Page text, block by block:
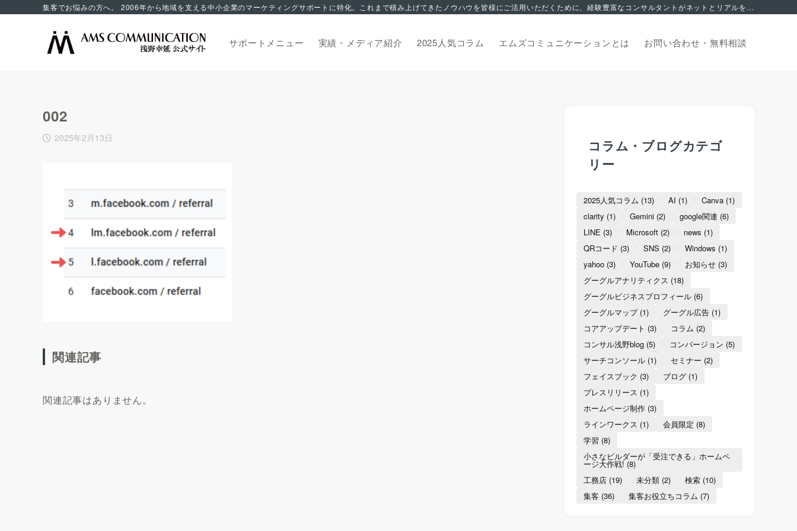
集客でお悩みの方へ。 2006年から地域を支える中小企業のマーケティングサポートに特化。これまで積み上げてきたノウハウを皆様にご活用いただくために、経験豊富なコンサルタントがネットとリアルを融合した独自の集客サポートでお応え致します。オンライン無料相談からお申込みいただけます。
サポートメニュー 実績・メディア紹介 2025人気コラム エムズコミュニケーションとは お問い合わせ・ 無料相談
002
2025年2月13日
関連記事
関連記事はありません。
コラム・ブログカテゴ
リー
2025人気コラム (13) AI (1) Canva (1)
clarity (1) Gemini (2) google関連 (6)
LINE (3) Microsoft (2) news (1)
QRコード (3) SNS (2) Windows (1)
yahoo (3) YouTube (9) お知らせ (3)
グーグルアナリティクス (18)
グーグルビジネスプロフィール (6)
グーグルマップ(1) グーグル広告 (1)
コアアップデート (3) コラム (2)
コンサル浅野blog (5) コンバージョン (5)
サーチコンソール (1) セミナー (2)
フェイスブック (3) ブログ (1)
プレスリリース (1)
ホームページ制作 (3)
ラインワークス (1) 会員限定 (8)
学習 (8)
小さなビルダーが「受注できる」ホームペ
ージ大作戦!(8)
工務店 (19) 未分類 (2) 検索 (10)
集客 (36) 集客お役立ちコラム (7)